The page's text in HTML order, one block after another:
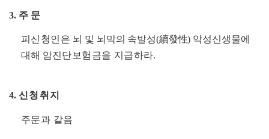
3. 주 문
피신청인은 뇌 및 뇌막의 속발성(續發性) 악성신생물에
대해 암진단보험금을 지급하라.
4. 신청취지
주문과 같음